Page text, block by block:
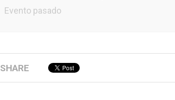
Evento pasado
SHARE